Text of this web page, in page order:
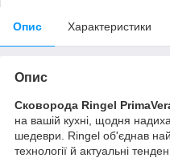
Опис Характеристики
Опис
Сковорода Ringel
на вашій кухні, щодня
шедеври. Ringel об'єднав
технології й актуальні